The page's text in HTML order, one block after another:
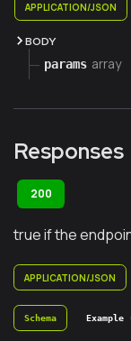
APPLICATION/JSON
BODY
params array
Responses
200
true if the
APPLICATION/JSON
Schema Example